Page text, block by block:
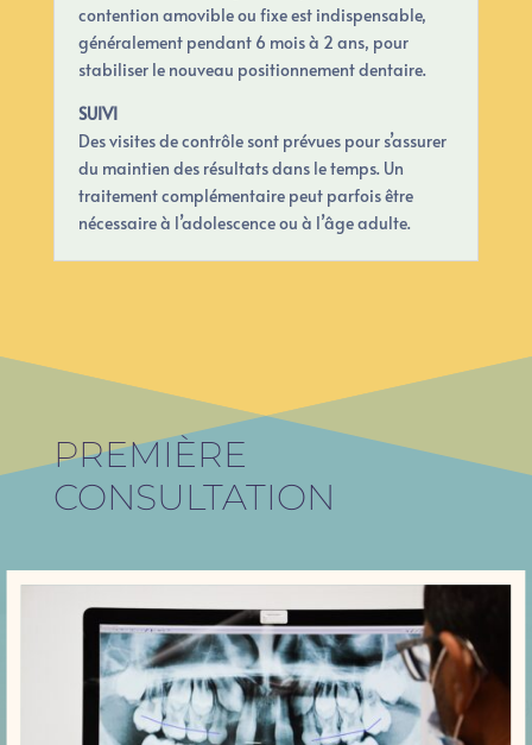
contention amovible ou fixe est indispensable,
généralement pendant 6 mois à 2 ans, pour
stabiliser le nouveau positionnement dentaire.
SUIVI
Des visites de contrôle sont prévues pour s’assurer
du maintien des résultats dans le temps. Un
traitement complémentaire peut parfois être
nécessaire à l’adolescence ou à l’âge adulte.
PREMIÈRE
CONSULTATION